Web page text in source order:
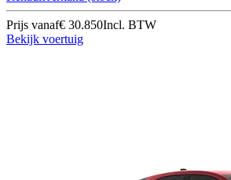
Prijs vanaf€ 30.850Incl. BTW
Bekijk voertuig